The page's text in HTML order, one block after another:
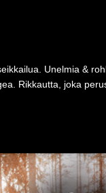
Unelmia &
Rikkautta, joka